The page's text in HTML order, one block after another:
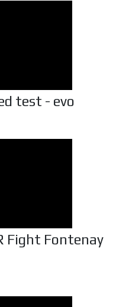
test - evo
Fight Fontenay